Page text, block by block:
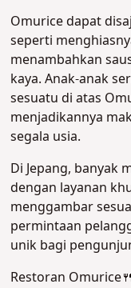
Omurice dapat
seperti
menambahkan
kaya. Anak-anak
sesuatu di atas
menjadikannya
segala usia.
Di Jepang, banyak
dengan layanan
menggambar
permintaan
unik bagi
Restoran Omurice🍴